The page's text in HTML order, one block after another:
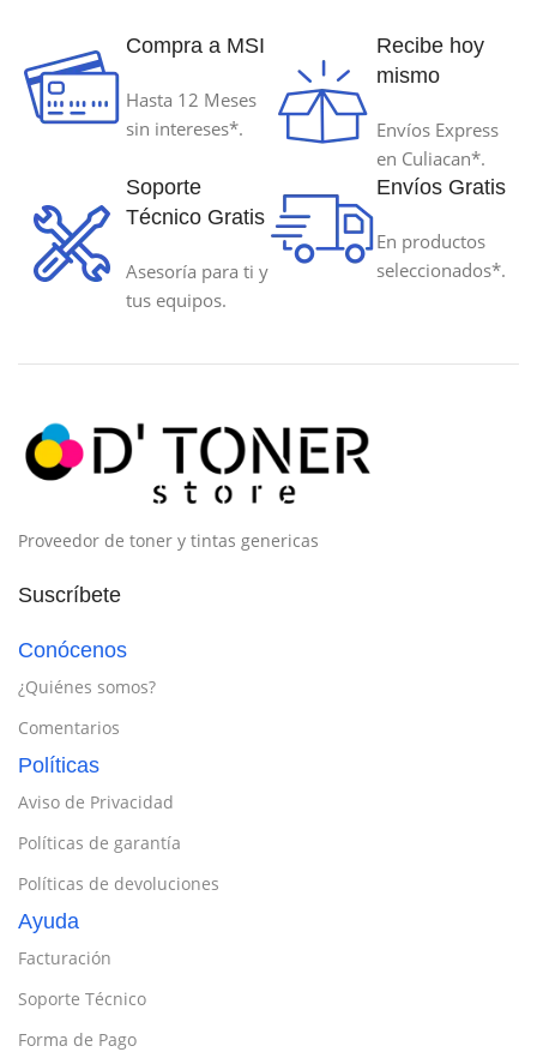
Compra a MSI
Hasta 12 Meses
sin intereses*.
Recibe hoy
mismo
Envíos Express
en Culiacan*.
Soporte
Técnico Gratis
Asesoría para ti y
tus equipos.
Envíos Gratis
En productos
seleccionados*.
Proveedor de toner y tintas genericas
Suscríbete
Conócenos
¿Quiénes somos?
Comentarios
Políticas
Aviso de Privacidad
Políticas de garantía
Políticas de devoluciones
Ayuda
Facturación
Soporte Técnico
Forma de Pago